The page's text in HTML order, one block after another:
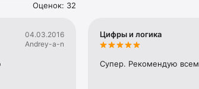
так просто, потому что ваш мозг будет все
Оценок: 32
04.03.2016
Andrey-a-n
Цифры и логика
Супер. Рекомендую всем